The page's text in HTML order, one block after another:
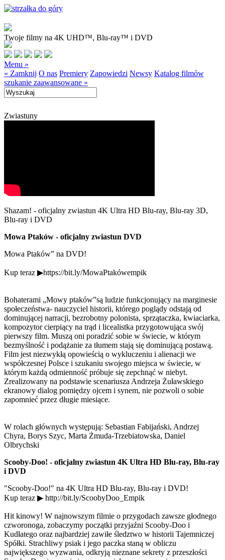
Twoje filmy na 4K UHD™, Blu-ray™ i DVD
Menu »
« Zamknij O nas Premiery Zapowiedzi Newsy Katalog filmów
szukanie zaawansowane »
Zwiastuny
Shazam! - oficjalny zwiastun 4K Ultra HD Blu-ray, Blu-ray 3D,
Blu-ray i DVD
Mowa Ptaków - oficjalny zwiastun DVD
Mowa Ptaków” na DVD!
Kup teraz ▶https://bit.ly/MowaPtakówempik
Bohaterami „Mowy ptaków”są ludzie funkcjonujący na marginesie
społeczeństwa- nauczyciel historii, którego poglądy odstają od
dominującej narracji, bezrobotny polonista, sprzątaczka, kwiaciarka,
kompozytor cierpiący na trąd i licealistka przygotowująca swój
pierwszy film. Muszą oni poradzić sobie w świecie, w którym
bezmyślność i podążanie za tłumem stają się dominującą postawą.
Film jest niezwykłą opowieścią o wykluczeniu i alienacji we
współczesnej Polsce i szukaniu swojego miejsca w świecie, w
którym każdą odmienność próbuje się zepchnąć w niebyt.
Zrealizowany na podstawie scenariusza Andrzeja Żuławskiego
ekranowy dialog pomiędzy ojcem i synem, nie pozwoli o sobie
zapomnieć przez długie miesiące.
W rolach głównych występują: Sebastian Fabijański, Andrzej
Chyra, Borys Szyc, Marta Żmuda-Trzebiatowska, Daniel
Olbrychski
Scooby-Doo! - oficjalny zwiastun 4K Ultra HD Blu-ray, Blu-ray
i DVD
"Scooby-Doo!" na 4K Ultra HD Blu-ray, Blu-ray i DVD!
Kup teraz ▶ http://bit.ly/ScoobyDoo_Empik
Hit kinowy! W najnowszym filmie o przygodach zawsze głodnego
czworonoga, zobaczymy początki przyjaźni Scooby-Doo i
Kudłatego oraz najbardziej zawiłe śledztwo w historii Tajemniczej
Spółki. Strachliwy psiak i jego paczka staną w obliczu
największego wyzwania, odkryją nieznane sekrety z przeszłości